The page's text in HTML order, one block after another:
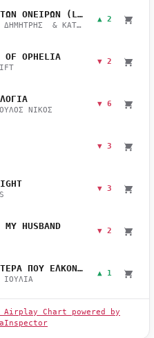
ΤΟ ΒΑΛΣ ΤΩΝ ΟΝΕΙΡΩΝ (LIVE)
ΜΠΑΚΟΥΛΗΣ ΔΗΜΗΤΡΗΣ & ΚΑΤΣΙΜΙΧΑ ΜΑΡΙΑΝΑ
▲ 2
OF OPHELIA ▼ 2
ΝΙΚΟΣ
▼ 6
▼ 3
▼ 3
HUSBAND ▼ 2
ΣΤΑ ΚΑΛΥΤΕΡΑ ΠΟΥ ΕΛΚΟΝΤΑΙ
ΙΟΥΛΙΑ
▲ 1
Chart powered by